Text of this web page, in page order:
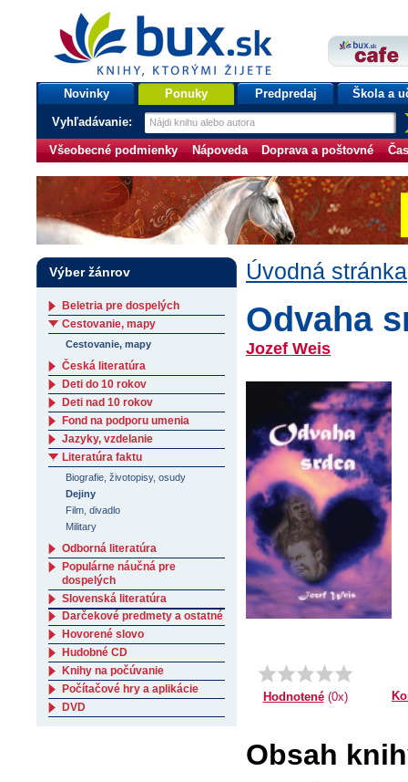
bux.sk
knihy, ktorými žijete
Úvodná stránka
Novinky Ponuky Predpredaj Škola a
Vyhľadávanie:
Všeobecné podmienky Nápoveda Doprava a poštovné
Úvodná stránka
Odvaha
Jozef Weis
Hodnotené(0x)
Obsah
Výber žánrov
Beletria pre dospelých
Cestovanie, mapy
Cestovanie, mapy
Česká literatúra
Deti do 10 rokov
Deti nad 10 rokov
Fond na podporu umenia
Jazyky, vzdelanie
Literatúra faktu
Biografie, životopisy, osudy
Dejiny
Film, divadlo
Military
Odborná literatúra
Populárne náučná pre
dospelých
Slovenská literatúra
Darčekové predmety a ostatné
Hovorené slovo
Hudobné CD
Knihy na počúvanie
Počítačové hry a aplikácie
DVD